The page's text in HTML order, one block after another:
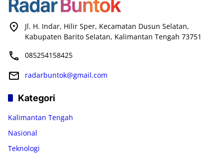
Jl. H. Indar, Hilir Sper, Kecamatan Dusun Selatan,
Kabupaten Barito Selatan, Kalimantan Tengah 73751
085254158425
radarbuntok@gmail.com
Kategori
Kalimantan Tengah
Nasional
Teknologi